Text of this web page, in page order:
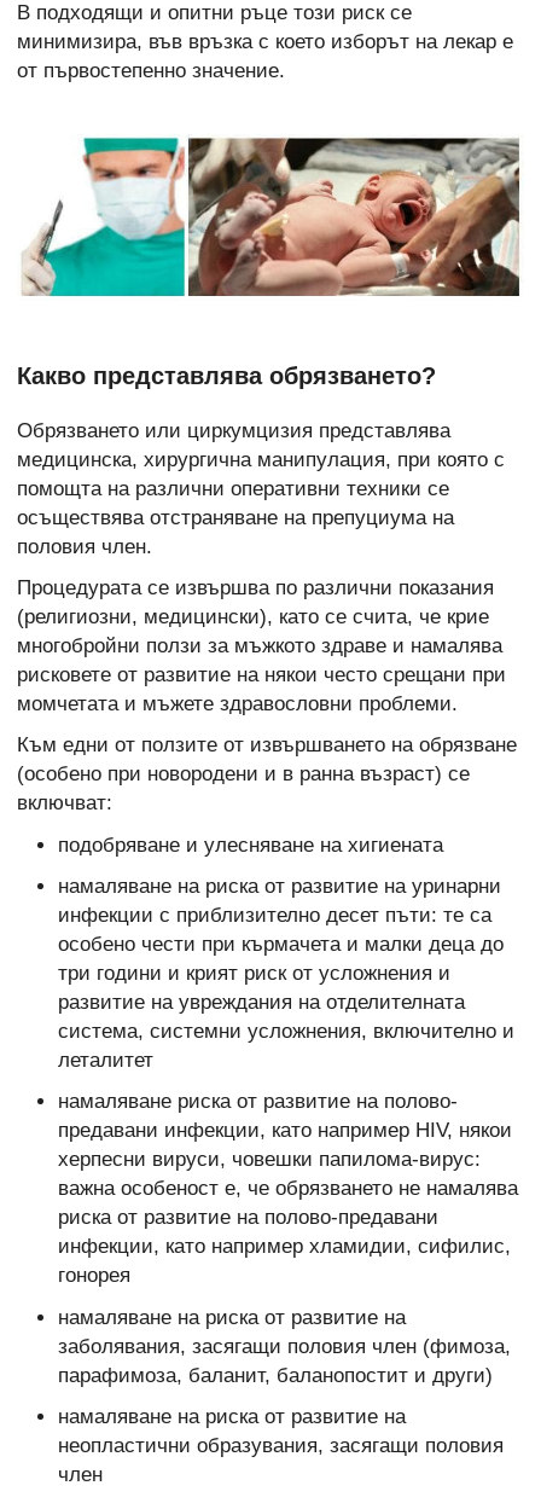
В подходящи и опитни ръце този риск се
минимизира, във връзка с което изборът на лекар е
от първостепенно значение.
Какво представлява обрязването?
Обрязването или циркумцизия представлява
медицинска, хирургична манипулация, при която с
помощта на различни оперативни техники се
осъществява отстраняване на препуциума на
половия член.
Процедурата се извършва по различни показания
(религиозни, медицински), като се счита, че крие
многобройни ползи за мъжкото здраве и намалява
рисковете от развитие на някои често срещани при
момчетата и мъжете здравословни проблеми.
Към едни от ползите от извършването на обрязване
(особено при новородени и в ранна възраст) се
включват:
подобряване и улесняване на хигиената
намаляване на риска от развитие на уринарни
инфекции с приблизително десет пъти: те са
особено чести при кърмачета и малки деца до
три години и крият риск от усложнения и
развитие на увреждания на отделителната
система, системни усложнения, включително и
леталитет
намаляване риска от развитие на полово-
предавани инфекции, като например HIV, някои
херпесни вируси, човешки папилома-вирус:
важна особеност е, че обрязването не намалява
риска от развитие на полово-предавани
инфекции, като например хламидии, сифилис,
гонорея
намаляване на риска от развитие на
заболявания, засягащи половия член (фимоза,
парафимоза, баланит, баланопостит и други)
намаляване на риска от развитие на
неопластични образувания, засягащи половия
член